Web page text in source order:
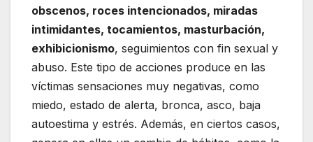
obscenos, roces intencionados, miradas
intimidantes, tocamientos, masturbación,
exhibicionismo, seguimientos con fin sexual y
abuso. Este tipo de acciones produce en las
víctimas sensaciones muy negativas, como
miedo, estado de alerta, bronca, asco, baja
autoestima y estrés. Además, en ciertos casos,